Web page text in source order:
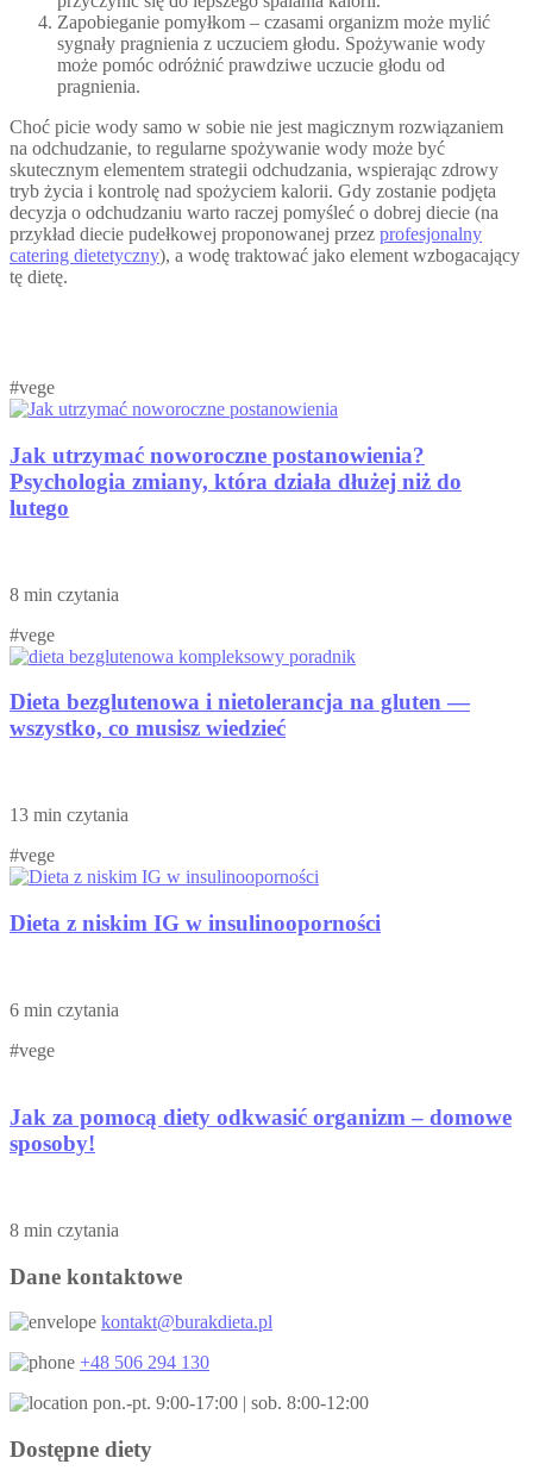
Zapobieganie pomyłkom – czasami organizm może mylić
sygnały pragnienia z uczuciem głodu. Spożywanie wody
może pomóc odróżnić prawdziwe uczucie głodu od
pragnienia.
Choć picie wody samo w sobie nie jest magicznym rozwiązaniem
na odchudzanie, to regularne spożywanie wody może być
skutecznym elementem strategii odchudzania, wspierając zdrowy
tryb życia i kontrolę nad spożyciem kalorii. Gdy zostanie podjęta
decyzja o odchudzaniu warto raczej pomyśleć o dobrej diecie (na
przykład diecie pudełkowej proponowanej przez profesjonalny
catering dietetyczny), a wodę traktować jako element wzbogacający
tę dietę.
#vege
Jak utrzymać noworoczne postanowienia?
Psychologia zmiany, która działa dłużej niż do
lutego
8 min czytania
#vege
Dieta bezglutenowa i nietolerancja na gluten —
wszystko, co musisz wiedzieć
13 min czytania
#vege
Dieta z niskim IG w insulinooporności
6 min czytania
#vege
Jak za pomocą diety odkwasić organizm – domowe
sposoby!
8 min czytania
Dane kontaktowe
kontakt@burakdieta.pl
+48 506 294 130
pon.-pt. 9:00-17:00 | sob. 8:00-12:00
Dostępne diety